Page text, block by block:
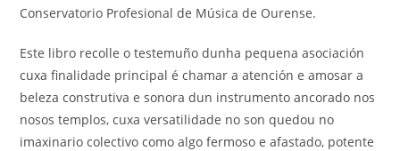
Conservatorio Profesional de Música de Ourense.
Este libro recolle o testemuño dunha pequena asociación
cuxa finalidade principal é chamar a atención e amosar a
beleza construtiva e sonora dun instrumento ancorado nos
nosos templos, cuxa versatilidade no son quedou no
imaxinario colectivo como algo fermoso e afastado, potente